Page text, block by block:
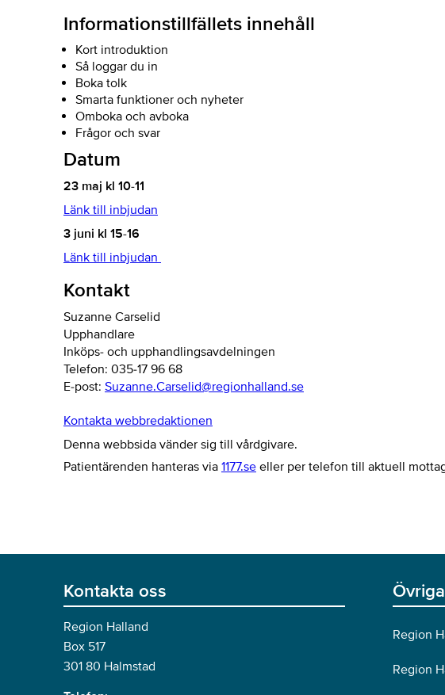
Informationstillfällets innehåll
Kort introduktion
Så loggar du in
Boka tolk
Smarta funktioner och nyheter
Omboka och avboka
Frågor och svar
Datum
23 maj kl 10-11
Länk till inbjudan
3 juni kl 15-16
Länk till inbjudan
Kontakt
Suzanne Carselid
Upphandlare
Inköps- och upphandlingsavdelningen
Telefon: 035-17 96 68
E-post: Suzanne.Carselid@regionhalland.se
Kontakta webbredaktionen
Denna webbsida vänder sig till vårdgivare.
Patientärenden hanteras via 1177.se eller per telefon till aktuell
Kontakta oss
Region Halland
Box 517
301 80 Halmstad
Region
Region